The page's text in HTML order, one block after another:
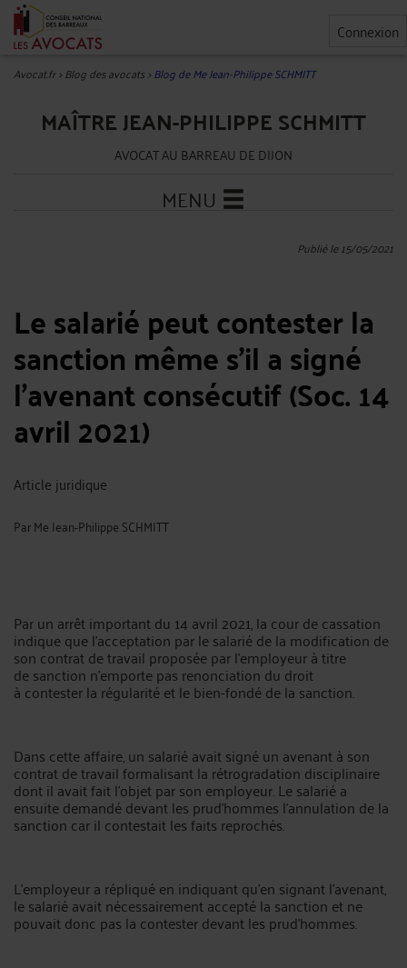
Connexion
Avocat.fr>Blog des avocats>Blog de Me Jean-Philippe SCHMITT
MAÎTRE JEAN-PHILIPPE SCHMITT
AVOCAT AU BARREAU DE DIJON
MENU
Publié le 15/05/2021
Le salarié peut contester la
sanction même s'il a signé
l'avenant consécutif (Soc. 14
avril 2021)
Article juridique
ParMe Jean-Philippe SCHMITT
Par un arrêt important du 14 avril 2021, la cour de cassation
indique que l’acceptation par le salarié de la modification de
son contrat de travail proposée par l’employeur à titre
de sanction n’emporte pas renonciation du droit
à contester la régularité et le bien-fondé de la sanction.
Dans cette affaire, un salarié avait signé un avenant à son
contrat de travail formalisant la rétrogradation disciplinaire
dont il avait fait l’objet par son employeur. Le salarié a
ensuite demandé devant les prud’hommes l’annulation de la
sanction car il contestait les faits reprochés.
L’employeur a répliqué en indiquant qu’en signant l’avenant,
le salarié avait nécessairement accepté la sanction et ne
pouvait donc pas la contester devant les prud’hommes.